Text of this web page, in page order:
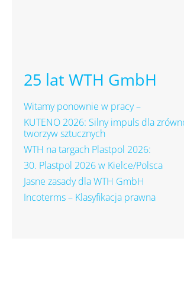
25 lat WTH GmbH
Witamy ponownie w pracy –
KUTENO 2026: Silny impuls dla
tworzyw sztucznych
WTH na targach Plastpol 2026:
30. Plastpol 2026 w Kielce/Polsca
Jasne zasady dla WTH GmbH
Incoterms – Klasyfikacja prawna